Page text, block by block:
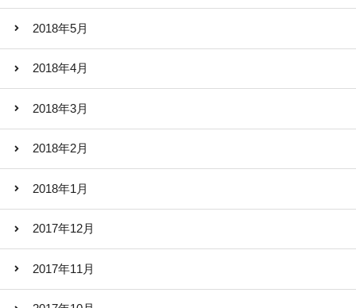
2018年5月
2018年4月
2018年3月
2018年2月
2018年1月
2017年12月
2017年11月